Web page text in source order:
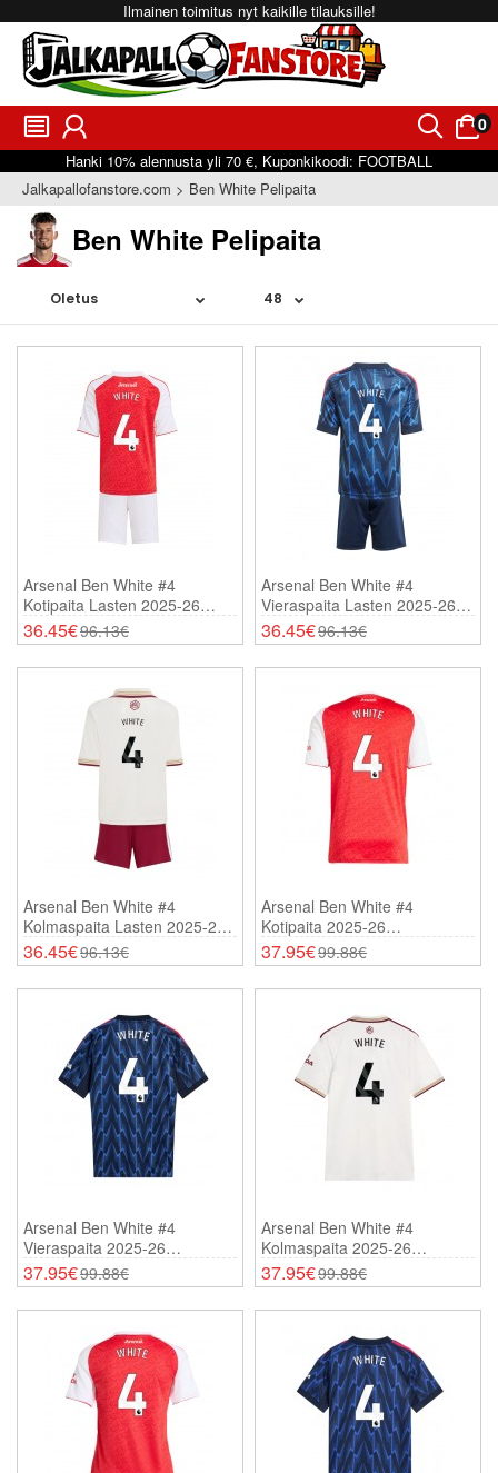
Ilmainen toimitus nyt kaikille tilauksille!
󰂩 󰃳 󰂨 0
󰃠
Hanki 10% alennusta yli 70 €, Kuponkikoodi: FOOTBALL
Jalkapallofanstore.com
Ben White Pelipaita
Ben White Pelipaita
Arsenal Ben White #4
Kotipaita Lasten 2025-26
Lyhythihainen (+ Shortsit)
36.45€96.13€
Arsenal Ben White #4
Vieraspaita Lasten 2025-26
Lyhythihainen (+ Shortsit)
36.45€96.13€
Arsenal Ben White #4
Kolmaspaita Lasten 2025-26
Lyhythihainen (+ Shortsit)
36.45€96.13€
Arsenal Ben White #4
Kotipaita 2025-26
Lyhythihainen
37.95€99.88€
Arsenal Ben White #4
Vieraspaita 2025-26
Lyhythihainen
37.95€99.88€
Arsenal Ben White #4
Kolmaspaita 2025-26
Lyhythihainen
37.95€99.88€